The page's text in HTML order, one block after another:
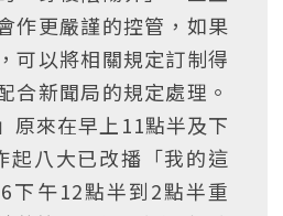
作更嚴謹的控管，如果
可以將相關規定訂制得
合新聞局的規定處理。
原來在早上11點半及下
起八大已改播「我的這
下午12點半到2點半重